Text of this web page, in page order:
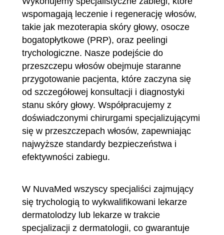
wspomagają leczenie i regenerację włosów,
takie jak mezoterapia skóry głowy, osocze
bogatopłytkowe (PRP), oraz peelingi
trychologiczne. Nasze podejście do
przeszczepu włosów obejmuje staranne
przygotowanie pacjenta, które zaczyna się
od szczegółowej konsultacji i diagnostyki
stanu skóry głowy. Współpracujemy z
doświadczonymi chirurgami specjalizującymi
się w przeszczepach włosów, zapewniając
najwyższe standardy bezpieczeństwa i
efektywności zabiegu.
W NuvaMed wszyscy specjaliści zajmujący
się trychologią to wykwalifikowani lekarze
dermatolodzy lub lekarze w trakcie
specjalizacji z dermatologii, co gwarantuje